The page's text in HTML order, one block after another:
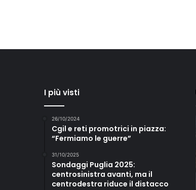
I più visti
26/10/2024
Cgil e reti promotrici in piazza:
“Fermiamo le guerre”
31/10/2025
Sondaggi Puglia 2025:
centrosinistra avanti, ma il
centrodestra riduce il distacco